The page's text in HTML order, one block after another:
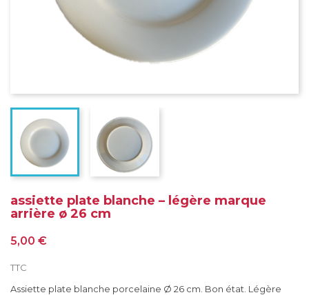
assiette plate blanche – légère marque
arrière ø 26 cm
5,00 €
TTC
Assiette plate blanche porcelaine Ø 26 cm. Bon état. Légère